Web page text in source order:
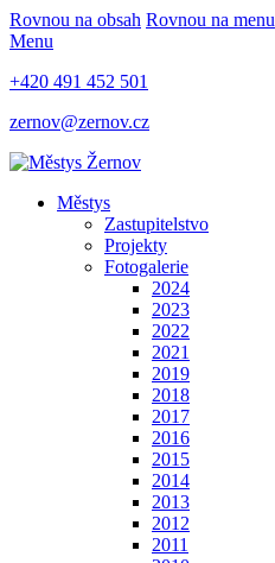
Rovnou na obsah Rovnou na menu
Menu
+420 491 452 501
zernov@zernov.cz
Městys
Zastupitelstvo
Projekty
Fotogalerie
2024
2023
2022
2021
2019
2018
2017
2016
2015
2014
2013
2012
2011